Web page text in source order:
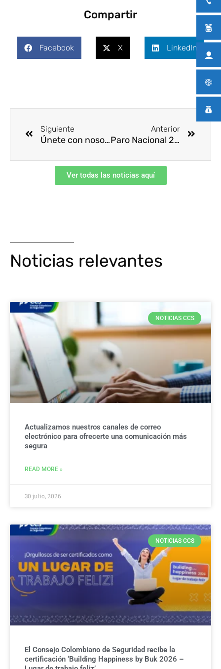
Compartir
Facebook X LinkedIn
Siguiente
Únete con nosotros a celebrar este día en todo Latinoamérica
Anterior
Paro Nacional 21 de noviembre – Preparación y Alistamiento
Ver todas las noticias aquí
Noticias relevantes
NOTICIAS CCS
Actualizamos nuestros canales de correo
electrónico para ofrecerte una comunicación más
segura
READ MORE »
30 julio, 2026
NOTICIAS CCS
El Consejo Colombiano de Seguridad recibe la
certificación ‘Building Happiness by Buk 2026 –